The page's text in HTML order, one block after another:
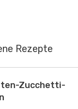
Rezepte
Zucchetti-